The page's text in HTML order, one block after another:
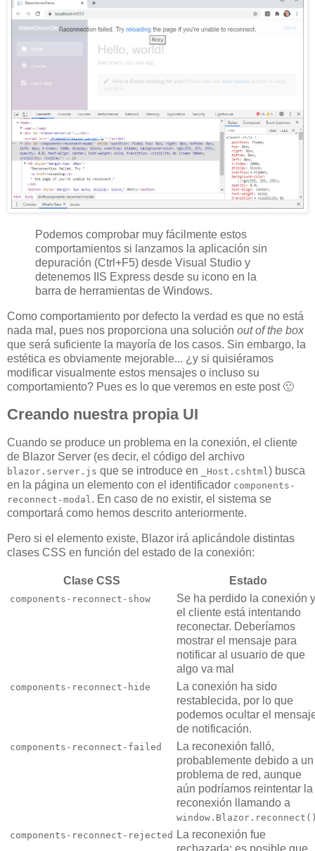
Podemos comprobar muy fácilmente estos
comportamientos si lanzamos la aplicación sin
depuración (Ctrl+F5) desde Visual Studio y
detenemos IIS Express desde su icono en la
barra de herramientas de Windows.
Como comportamiento por defecto la verdad es que no está
nada mal, pues nos proporciona una solución out of the box
que será suficiente la mayoría de los casos. Sin embargo, la
estética es obviamente mejorable... ¿y si quisiéramos
modificar visualmente estos mensajes o incluso su
comportamiento? Pues es lo que veremos en este post 🙂
Creando nuestra propia UI
Cuando se produce un problema en la conexión, el cliente
de Blazor Server (es decir, el código del archivo
blazor.server.js que se introduce en _Host.cshtml) busca
en la página un elemento con el identificador components-
reconnect-modal. En caso de no existir, el sistema se
comportará como hemos descrito anteriormente.
Pero si el elemento existe, Blazor irá aplicándole distintas
clases CSS en función del estado de la conexión:
Clase CSS Estado
components-reconnect-show
Se ha perdido la conexión y
el cliente está intentando
reconectar. Deberíamos
mostrar el mensaje para
notificar al usuario de que
algo va mal
components-reconnect-hide
La conexión ha sido
restablecida, por lo que
podemos ocultar el
de notificación.
components-reconnect-failed
La reconexión falló,
probablemente debido a un
problema de red, aunque
aún podríamos reintentar la
reconexión llamando a
components-reconnect-rejected
La reconexión fue
rechazada; es posible que